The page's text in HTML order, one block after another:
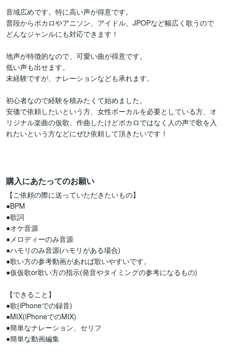
音域広めです。特に高い声が得意です。
普段からボカロやアニソン、アイドル、JPOPなど幅広く歌うので
どんなジャンルにも対応できます！
地声が特徴的なので、可愛い曲が得意です。
低い声も出せます。
未経験ですが、ナレーションなども承れます。
初心者なので経験を積みたくて始めました。
安価で依頼したいという方、女性ボーカルを必要としている方、オ
リジナル楽曲の仮歌、作曲したけどボカロではなく人の声で歌を入
れたいという方などにぜひ依頼して頂きたいです！
購入にあたってのお願い
【ご依頼の際に送っていただきたいもの】
●BPM
●歌詞
●オケ音源
●メロディーのみ音源
●ハモリのみ音源(ハモリがある場合)
●歌い方の参考動画があれば歌いやすいです。
●仮仮歌or歌い方の指示(発音やタイミングの参考になるもの)
【できること】
●歌(iPhoneでの録音)
●MIX(iPhoneでのMIX)
●簡単なナレーション、セリフ
●簡単な動画編集